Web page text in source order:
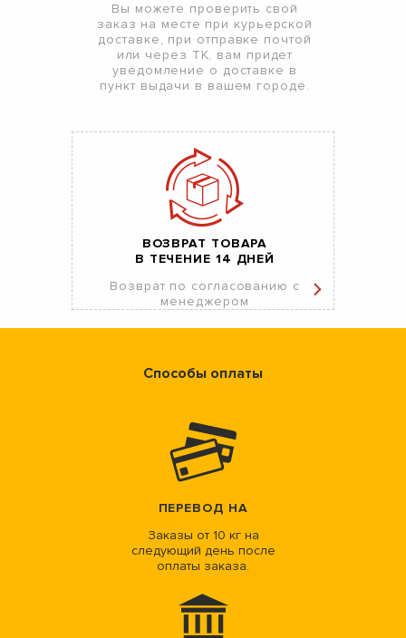
Вы можете проверить свой
заказ на месте при курьерской
доставке, при отправке почтой
или через ТК, вам придет
уведомление о доставке в
пункт выдачи в вашем городе.
ВОЗВРАТ ТОВАРА
В ТЕЧЕНИЕ 14 ДНЕЙ
Возврат по согласованию с
менеджером
Способы оплаты
ПЕРЕВОД НА
Заказы от 10 кг на
следующий день после
оплаты заказа.